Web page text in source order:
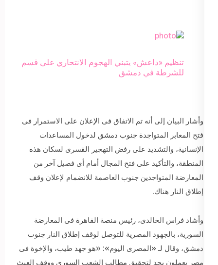
تنظيم «داعش» يتبني الهجوم الانتحاري على قسم
للشرطة في دمشق
وأشار البيان إلى أنه تم الاتفاق فى الإعلان على الاستمرار فى
فتح المعابر المتواجدة جنوب دمشق لدخول المساعدات
الإنسانية، والتشديد على رفض التهجير القسرى لسكان هذه
المنطقة، والتأكيد على فتح المجال أمام أى فصيل آخر من
المعارضة المتواجدين جنوب العاصمة للانضمام لإعلان وقف
إطلاق النار هناك.
وأشاد فراس الخالدى، رئيس منصة القاهرة فى المعارضة
السورية، بالجهود المصرية للتوصل لوقف إطلاق النار جنوب
دمشق، وقال لـ «المصرى اليوم»: «هو جهد طيب، والإخوة فى
مصر يعملون بجد لتحقيق مطالب الشعب السورى ووقف العبث